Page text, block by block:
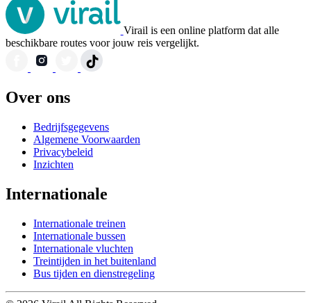
Virail is een online platform dat alle
beschikbare routes voor jouw reis vergelijkt.
Over ons
Bedrijfsgegevens
Algemene Voorwaarden
Privacybeleid
Inzichten
Internationale
Internationale treinen
Internationale bussen
Internationale vluchten
Treintijden in het buitenland
Bus tijden en dienstregeling